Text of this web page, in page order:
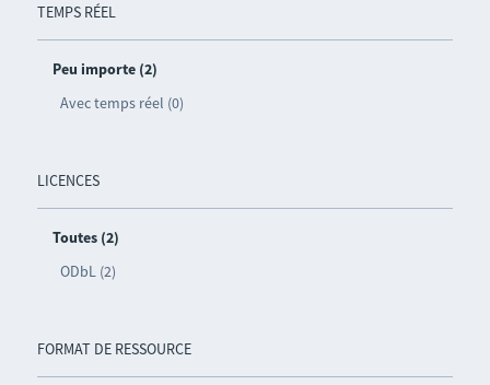
TEMPS RÉEL
Peu importe (2)
Avec temps réel (0)
LICENCES
Toutes (2)
ODbL (2)
FORMAT DE RESSOURCE